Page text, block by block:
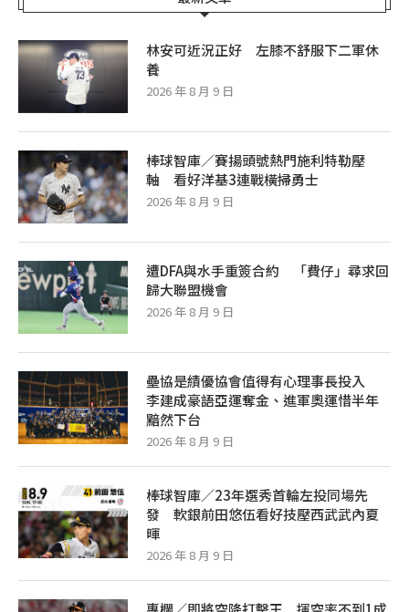
最新文章
林安可近況正好 左膝不舒服下二軍休
養
棒球智庫／賽揚頭號熱門施利特勒壓
軸 看好洋基3連戰橫掃勇士
遭DFA與水手重簽合約 「費仔」尋求回
歸大聯盟機會
壘協是績優協會值得有心理事長投入
李建成豪語亞運奪金、進軍奧運惜半年
黯然下台
棒球智庫／23年選秀首輪左投同場先
發 軟銀前田悠伍看好技壓西武武內夏
暉